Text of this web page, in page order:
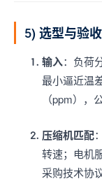
5) 选型与验收
输入：负荷
最小逼近温
（ppm），
压缩机匹配
转速；电机
采购技术协议